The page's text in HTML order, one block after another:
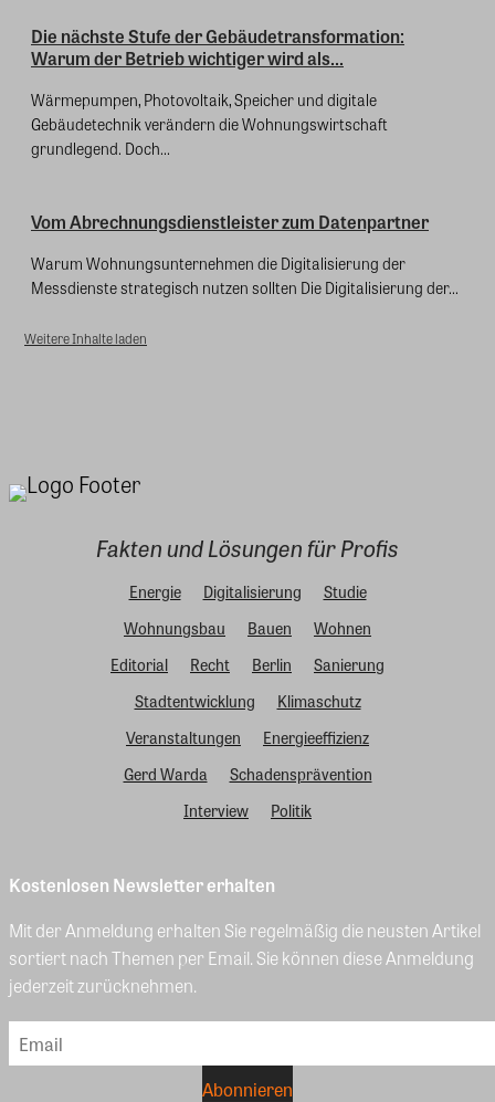
Die nächste Stufe der Gebäudetransformation:
Warum der Betrieb wichtiger wird als...
Wärmepumpen, Photovoltaik, Speicher und digitale
Gebäudetechnik verändern die Wohnungswirtschaft
grundlegend. Doch...
Vom Abrechnungsdienstleister zum Datenpartner
Warum Wohnungsunternehmen die Digitalisierung der
Messdienste strategisch nutzen sollten Die Digitalisierung der...
Weitere Inhalte laden
Fakten und Lösungen für Profis
Energie Digitalisierung
Studie
Wohnungsbau
Bauen
Wohnen
Editorial
Recht Berlin
Sanierung
Stadtentwicklung
Klimaschutz
Veranstaltungen
Energieeffizienz
Gerd Warda
Schadensprävention
Interview
Politik
Kostenlosen Newsletter erhalten
Mit der Anmeldung erhalten Sie regelmäßig die neusten Artikel
sortiert nach Themen per Email. Sie können diese Anmeldung
jederzeit zurücknehmen.